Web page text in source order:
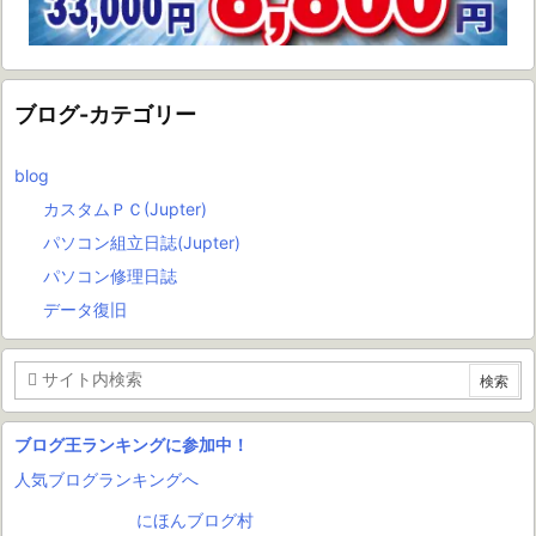
ブログ-カテゴリー
blog
カスタムＰＣ(Jupter)
パソコン組立日誌(Jupter)
パソコン修理日誌
データ復旧
ブログ王ランキングに参加中！
人気ブログランキングへ
にほんブログ村